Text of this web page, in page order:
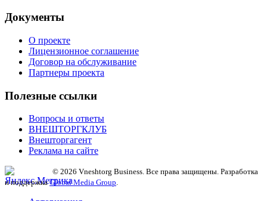
Документы
О проекте
Лицензионное соглашение
Договор на обслуживание
Партнеры проекта
Полезные ссылки
Вопросы и ответы
ВНЕШТОРГКЛУБ
Внешторгагент
Реклама на сайте
© 2026 Vneshtorg Business. Все права защищены. Разработка
и поддержкаGlobal Media Group.